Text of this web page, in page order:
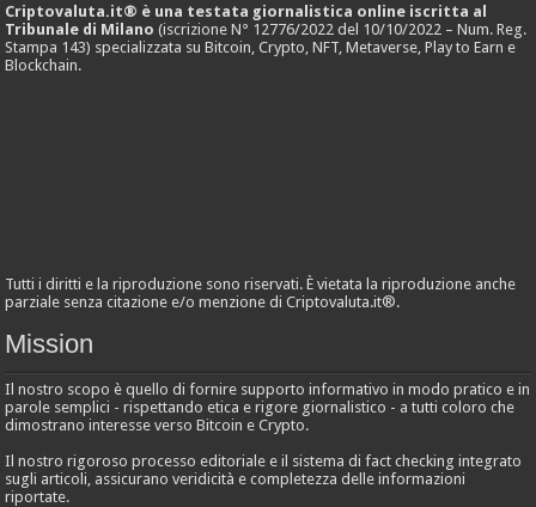
Criptovaluta.it® è una testata giornalistica online iscritta al
Tribunale di Milano (iscrizione N° 12776/2022 del 10/10/2022 – Num. Reg.
Stampa 143) specializzata su Bitcoin, Crypto, NFT, Metaverse, Play to Earn e
Blockchain.
Tutti i diritti e la riproduzione sono riservati. È vietata la riproduzione anche
parziale senza citazione e/o menzione di Criptovaluta.it®.
Mission
Il nostro scopo è quello di fornire supporto informativo in modo pratico e in
parole semplici - rispettando etica e rigore giornalistico - a tutti coloro che
dimostrano interesse verso Bitcoin e Crypto.
Il nostro rigoroso processo editoriale e il sistema di fact checking integrato
sugli articoli, assicurano veridicità e completezza delle informazioni
riportate.